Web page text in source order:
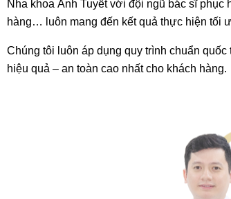
Nha khoa Ánh Tuyết với đội ngũ bác sĩ
hàng… luôn mang đến kết quả thực hiện tối
Chúng tôi luôn áp dụng quy trình chuẩn
hiệu quả – an toàn cao nhất cho khách hàng.